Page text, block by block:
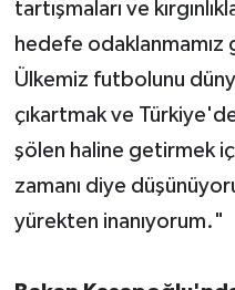
tartışmaları ve
hedefe odaklanmamız
Ülkemiz futbolunu
çıkartmak ve
şölen haline getirmek
zamanı diye
yürekten inanıyorum."